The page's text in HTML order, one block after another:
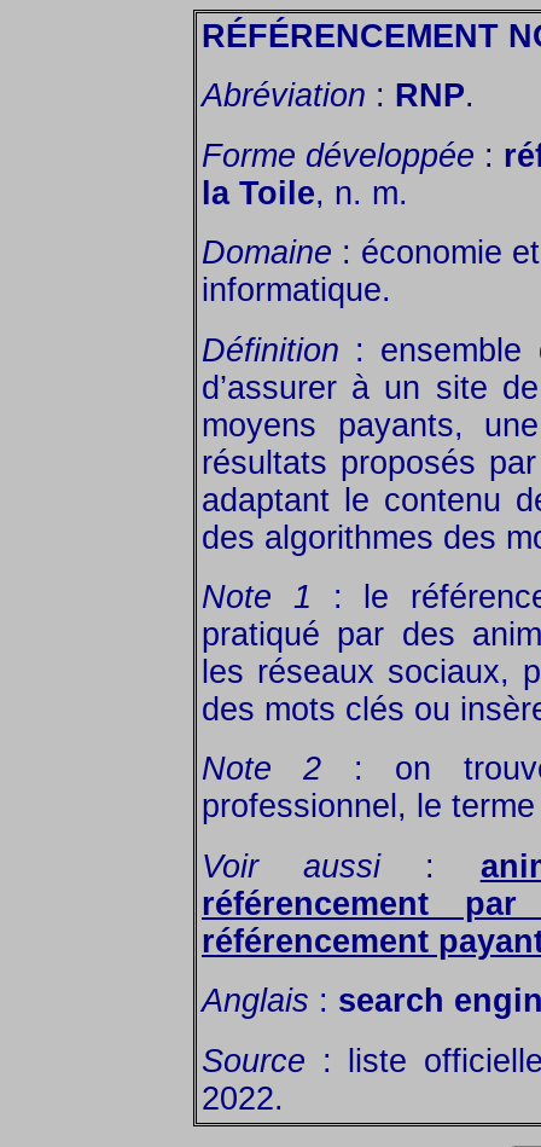
RÉFÉRENCEMENT
Abréviation : RNP.
Forme développée :
la Toile, n. m.
Domaine : économie
informatique.
Définition : ensemble
d’assurer à un site
moyens payants,
résultats proposés
adaptant le contenu
des algorithmes des
Note 1 : le
pratiqué par des
les réseaux sociaux,
des mots clés ou
Note 2 : on
professionnel, le
Voir aussi:
référencement
référencement
Anglais : search
Source : liste
2022.